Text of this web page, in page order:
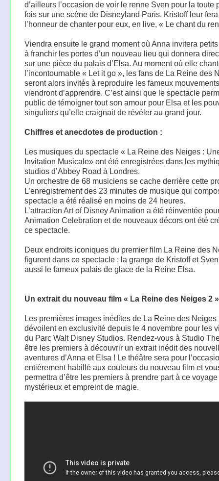
d’ailleurs l’occasion de voir le renne Sven pour la toute
fois sur une scène de Disneyland Paris. Kristoff leur
l’honneur de chanter pour eux, en live, « Le chant du
Viendra ensuite le grand moment où Anna invitera
à franchir les portes d’un nouveau lieu qui donnera
sur une pièce du palais d’Elsa. Au moment où elle
l’incontournable « Let it go », les fans de La Reine des
seront alors invités à reproduire les fameux
viendront d’apprendre. C’est ainsi que le spectacle
public de témoigner tout son amour pour Elsa et les
singuliers qu’elle craignait de révéler au grand jour.
Chiffres et anecdotes de production :
Les musiques du spectacle « La Reine des Neiges :
Invitation Musicale» ont été enregistrées dans les
studios d’Abbey Road à Londres.
Un orchestre de 68 musiciens se cache derrière cette
L’enregistrement des 23 minutes de musique qui
spectacle a été réalisé en moins de 24 heures.
L’attraction Art of Disney Animation a été réinventée
Animation Celebration et de nouveaux décors ont été
ce spectacle.
Deux endroits iconiques du premier film La Reine des
figurent dans ce spectacle : la grange de Kristoff et
aussi le fameux palais de glace de la Reine Elsa.
Un extrait du nouveau film « La Reine des Neiges 2 »
Les premières images inédites de La Reine des Neiges
dévoilent en exclusivité depuis le 4 novembre pour les
du Parc Walt Disney Studios. Rendez-vous à Studio
être les premiers à découvrir un extrait inédit des
aventures d’Anna et Elsa ! Le théâtre sera pour
entièrement habillé aux couleurs du nouveau film et
permettra d’être les premiers à prendre part à ce voyage
mystérieux et empreint de magie.